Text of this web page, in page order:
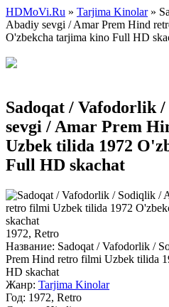
HDMoVi.Ru » Tarjima Kinolar»
Abadiy sevgi / Amar Prem Hind
O'zbekcha tarjima kino Full HD
Sadoqat / Vafodorlik
sevgi / Amar Prem
Uzbek tilida 1972
Full HD skachat
1972, Retro
Название: Sadoqat / Vafodorlik /
Prem Hind retro filmi Uzbek tilida
HD skachat
Жанр: Tarjima Kinolar
Год: 1972, Retro